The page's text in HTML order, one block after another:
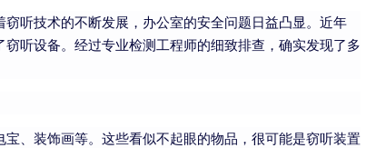
听技术的不断发展，办公室的安全问题日益凸显。近年
听设备。经过专业检测工程师的细致排查，确实发现了多
、装饰画等。这些看似不起眼的物品，很可能是窃听装置